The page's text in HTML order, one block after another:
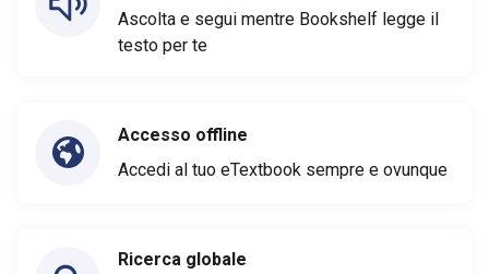
Ascolta e segui mentre Bookshelf legge il
testo per te
Accesso offline
Accedi al tuo eTextbook sempre e ovunque
Ricerca globale